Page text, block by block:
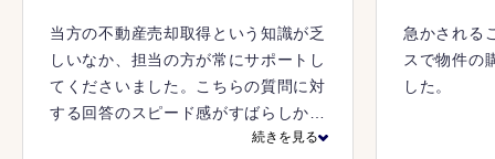
当方の不動産売却取得という知識が乏
しいなか、担当の方が常にサポートし
てくださいました。こちらの質問に対
する回答のスピード感がすばらしかっ
続きを見る
急かされる
スで物件の
した。